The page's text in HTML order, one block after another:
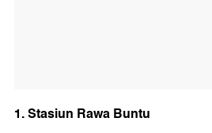
1. Stasiun Rawa Buntu